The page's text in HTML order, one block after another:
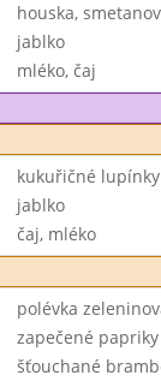
houska,
jablko
mléko, čaj
kukuřičné
jablko
čaj, mléko
polévka
zapečené
šťouchané